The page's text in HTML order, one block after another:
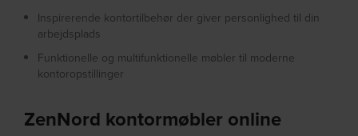
Inspirerende kontortilbehør der giver personlighed til din
arbejdsplads
Funktionelle og multifunktionelle møbler til moderne
kontoropstillinger
ZenNord kontormøbler online